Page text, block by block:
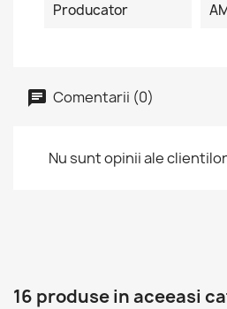
Producator
Comentarii (0)
Nu sunt opinii ale
16 produse in aceeasi